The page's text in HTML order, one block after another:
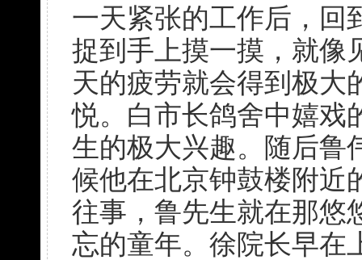
一天紧张的工作后，回
捉到手上摸一摸，就像
天的疲劳就会得到极大
悦。白市长鸽舍中嬉戏
生的极大兴趣。随后鲁
候他在北京钟鼓楼附近
往事，鲁先生就在那悠
忘的童年。徐院长早在